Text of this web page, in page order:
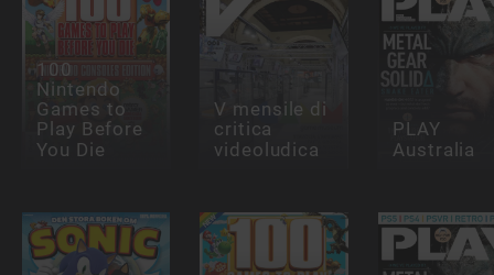
100
Nintendo
Games to
Play Before
You Die
V mensile di
critica
videoludica
PLAY
Australia